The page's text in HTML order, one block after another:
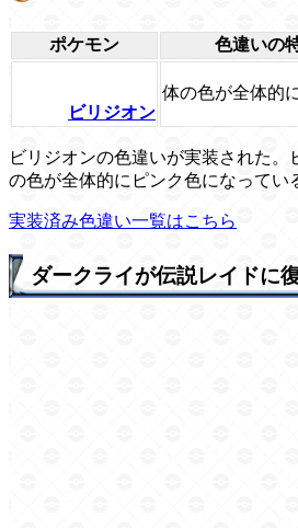
ポケモン 色違いの
ビリジオン
体の色が全体的
ビリジオンの色違いが実装された。
の色が全体的にピンク色になってい
実装済み色違い一覧はこちら
ダークライが伝説レイドに